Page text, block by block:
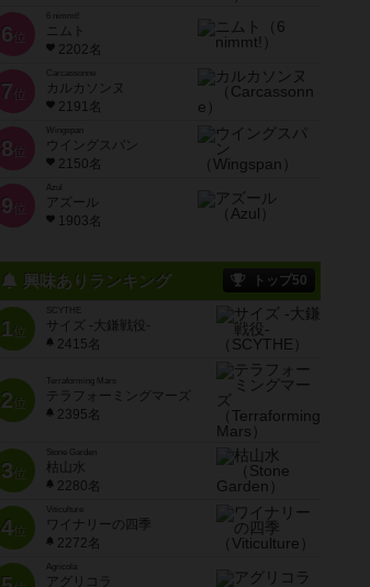
6 位
ニムト
2202名
7 位
Carcassonne
カルカソンヌ
2191名
8 位
Wingspan
ウイングスパン
2150名
9 位
Azul
アズール
1903名
興味ありランキング トップ50
1位
SCYTHE
サイズ -大鎌戦役-
2415名
2位
Terraforming Mars
テラフォーミングマーズ
2395名
3位
Stone Garden
枯山水
2280名
4位
Viticulture
ワイナリーの四季
2272名
Agricola
アグリコラ